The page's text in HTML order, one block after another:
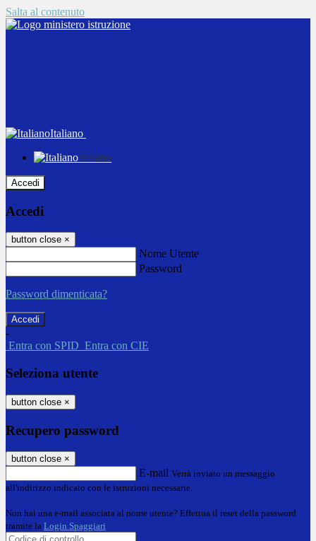
Salta al contenuto
Italiano
Italiano
Accedi
Accedi
button close ×
Nome Utente
Password
Password dimenticata?
-
Entra con SPID Entra con CIE
Seleziona utente
button close ×
Recupero password
button close ×
E-mail Verrà inviato un messaggio
all'indirizzo indicato con le istruzioni necessarie.
Non hai una e-mail associata al nome utente? Effettua il reset della password
tramite la Login Spaggiari